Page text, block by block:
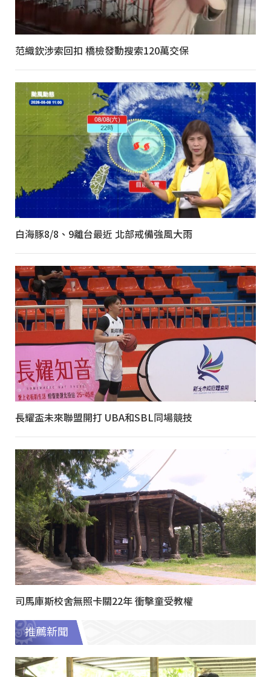
范織欽涉索回扣 橋檢發動搜索120萬交保
白海豚8/8、9離台最近 北部戒備強風大雨
長耀盃未來聯盟開打 UBA和SBL同場競技
司馬庫斯校舍無照卡關22年 衝擊童受教權
推薦新聞